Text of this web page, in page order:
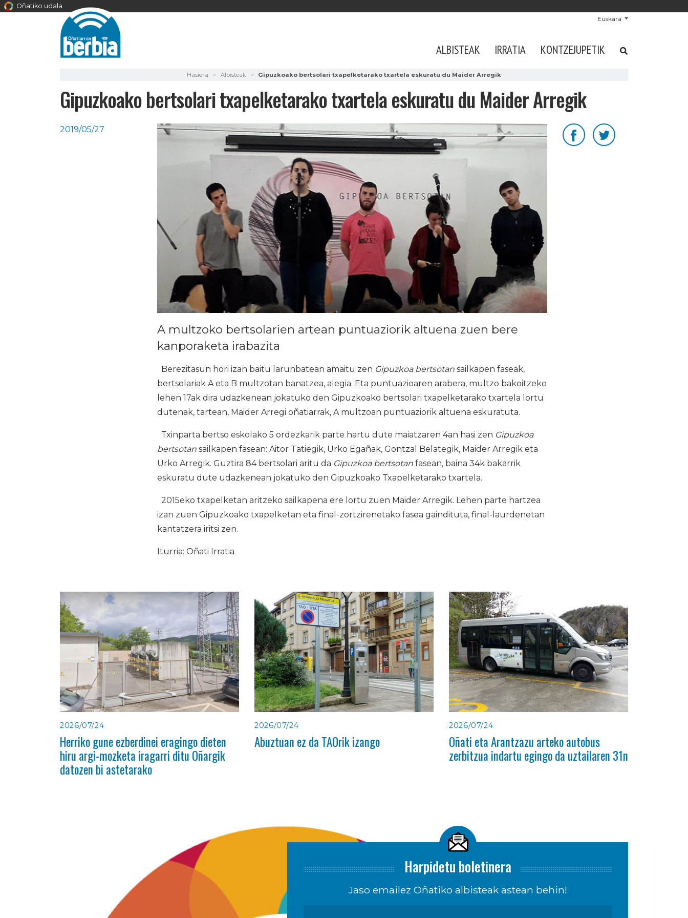
Oñatiko udala
Euskara
ALBISTEAK IRRATIA KONTZEJUPETIK
Hasiera Albisteak Gipuzkoako bertsolari txapelketarako txartela eskuratu du Maider Arregik
Gipuzkoako bertsolari txapelketarako txartela eskuratu du Maider Arregik
2019/05/27
A multzoko bertsolarien artean puntuaziorik altuena zuen bere
kanporaketa irabazita
Berezitasun hori izan baitu larunbatean amaitu zen Gipuzkoa bertsotan sailkapen faseak,
bertsolariak A eta B multzotan banatzea, alegia. Eta puntuazioaren arabera, multzo bakoitzeko
lehen 17ak dira udazkenean jokatuko den Gipuzkoako bertsolari txapelketarako txartela lortu
dutenak, tartean, Maider Arregi oñatiarrak, A multzoan puntuaziorik altuena eskuratuta.
Txinparta bertso eskolako 5 ordezkarik parte hartu dute maiatzaren 4an hasi zen Gipuzkoa
bertsotan sailkapen fasean: Aitor Tatiegik, Urko Egañak, Gontzal Belategik, Maider Arregik eta
Urko Arregik. Guztira 84 bertsolari aritu da Gipuzkoa bertsotan fasean, baina 34k bakarrik
eskuratu dute udazkenean jokatuko den Gipuzkoako Txapelketarako txartela.
2015eko txapelketan aritzeko sailkapena ere lortu zuen Maider Arregik. Lehen parte hartzea
izan zuen Gipuzkoako txapelketan eta final-zortzirenetako fasea gaindituta, final-laurdenetan
kantatzera iritsi zen.
Iturria: Oñati Irratia
2026/07/24
Herriko gune ezberdinei eragingo dieten
hiru argi-mozketa iragarri ditu Oñargik
datozen bi astetarako
2026/07/24
Abuztuan ez da TAOrik izango
2026/07/24
Oñati eta Arantzazu arteko autobus
zerbitzua indartu egingo da uztailaren 31n
Harpidetu boletinera
Jaso emailez Oñatiko albisteak astean behin!